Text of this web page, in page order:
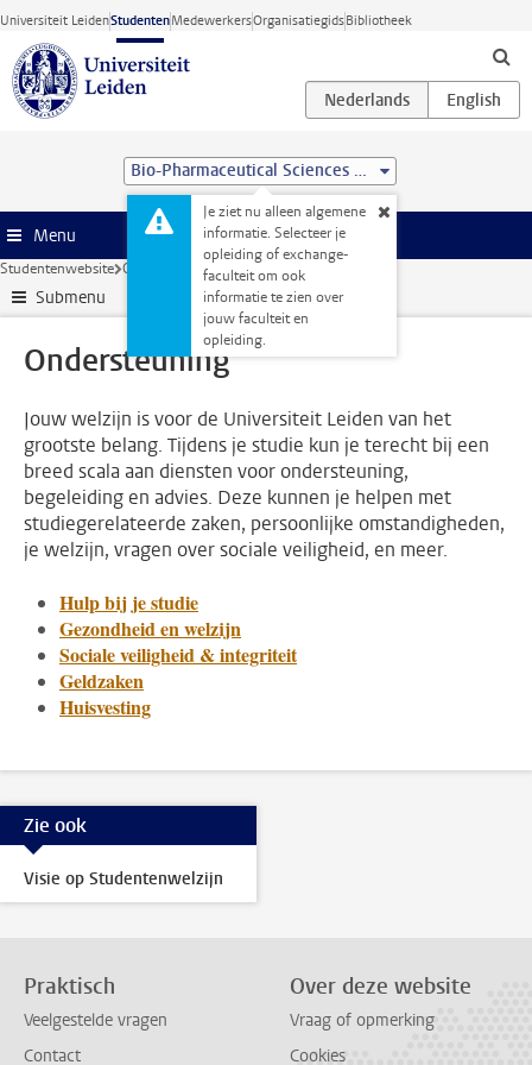
Ga direct naar de inhoud
Universiteit LeidenStudentenMedewerkersOrganisatiegidsBibliotheek
Bio-Pharmaceutical Sciences (MSc)
Je ziet nu alleen algemene
informatie. Selecteer je
opleiding of exchange-
faculteit om ook
informatie te zien over
jouw faculteit en
opleiding.
Menu
Studentenwebsite Ondersteuning
Submenu
Ondersteuning
Jouw welzijn is voor de Universiteit Leiden van het
grootste belang. Tijdens je studie kun je terecht bij een
breed scala aan diensten voor ondersteuning,
begeleiding en advies. Deze kunnen je helpen met
studiegerelateerde zaken, persoonlijke omstandigheden,
je welzijn, vragen over sociale veiligheid, en meer.
Hulp bij je studie
Gezondheid en welzijn
Sociale veiligheid & integriteit
Geldzaken
Huisvesting
Zie ook
Visie op Studentenwelzijn
Praktisch
Veelgestelde vragen
Contact
Over deze website
Vraag of opmerking
Cookies